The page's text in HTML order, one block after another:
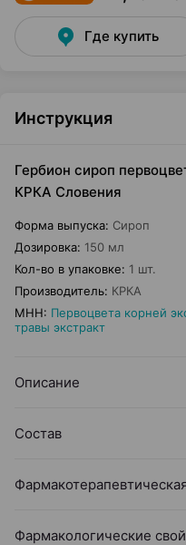
Где купить
Инструкция
Гербион сироп
КРКА Словения
Форма выпуска: Сироп
Дозировка: 150 мл
Кол-во в упаковке: 1 шт.
Производитель: КРКА
МНН: Первоцвета корней
травы экстракт
Описание
Состав
Фармакологические